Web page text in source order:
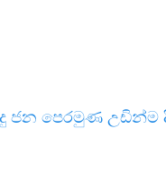
ජන පෙරමුණ උඩින්ම